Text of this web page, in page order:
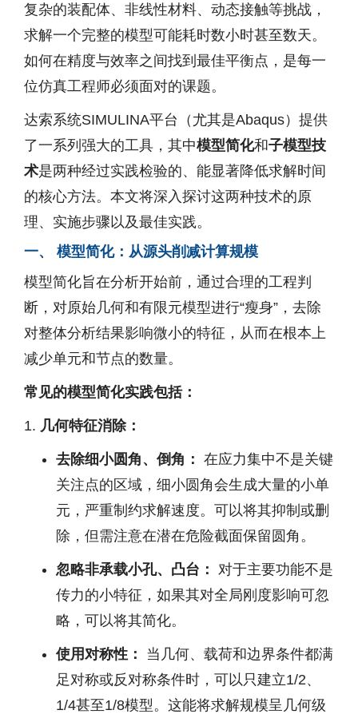
复杂的装配体、非线性材料、动态接触等挑战，
求解一个完整的模型可能耗时数小时甚至数天。
如何在精度与效率之间找到最佳平衡点，是每一
位仿真工程师必须面对的课题。
达索系统SIMULINA平台（尤其是Abaqus）提供
了一系列强大的工具，其中模型简化和子模型技
术是两种经过实践检验的、能显著降低求解时间
的核心方法。本文将深入探讨这两种技术的原
理、实施步骤以及最佳实践。
一、 模型简化：从源头削减计算规模
模型简化旨在分析开始前，通过合理的工程判
断，对原始几何和有限元模型进行“瘦身”，去除
对整体分析结果影响微小的特征，从而在根本上
减少单元和节点的数量。
常见的模型简化实践包括：
几何特征消除：
去除细小圆角、倒角： 在应力集中不是关键
关注点的区域，细小圆角会生成大量的小单
元，严重制约求解速度。可以将其抑制或删
除，但需注意在潜在危险截面保留圆角。
忽略非承载小孔、凸台： 对于主要功能不是
传力的小特征，如果其对全局刚度影响可忽
略，可以将其简化。
使用对称性：
当几何、载荷和边界条件都满
足对称或反对称条件时，可以只建立1/2、
1/4甚至1/8模型。这能将求解规模呈几何级